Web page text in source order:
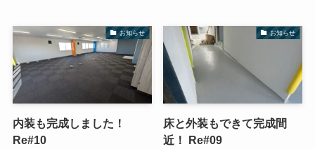
お知らせ
内装も完成しました！
Re#10
お知らせ
床と外装もできて完成間
近！ Re#09